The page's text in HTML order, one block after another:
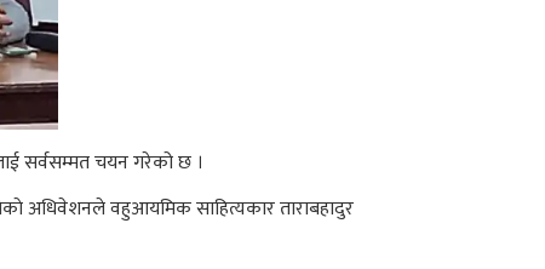
सर्वसम्मत चयन गरेको छ ।
अधिवेशनले वहुआयमिक साहित्यकार ताराबहादुर